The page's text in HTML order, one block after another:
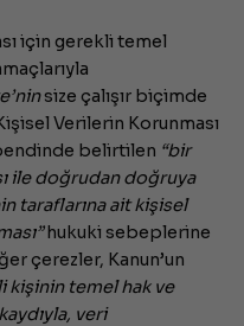
için gerekli temel
size çalışır biçimde
Verilerin Korunması
belirtilen “bir
ile doğrudan doğruya
taraflarına ait kişisel
hukuki sebeplerine
çerezler, Kanun’un
kişinin temel hak ve
veri